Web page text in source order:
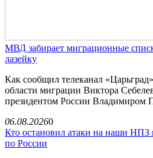
МВД забирает миграционные
лазейку
Как сообщил телеканал
области миграции Виктора
президентом России Владимиром
06.08.20260
Кто остановил атаки на наши НПЗ
по России